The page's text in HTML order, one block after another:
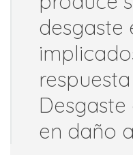
desgaste
en daño